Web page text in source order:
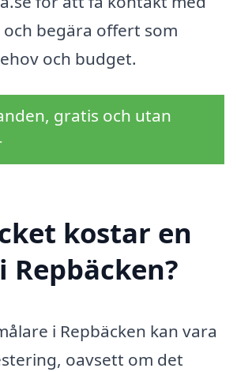
begära offert som
och budget.
gratis och utan
kostar en
Repbäcken?
i Repbäcken kan vara
oavsett om det